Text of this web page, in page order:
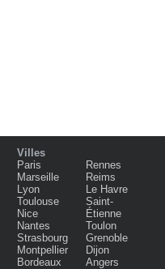
Villes
Paris
Marseille
Lyon
Toulouse
Nice
Nantes
Strasbourg
Montpellier
Bordeaux
Rennes
Reims
Le Havre
Saint-
Étienne
Toulon
Grenoble
Dijon
Angers